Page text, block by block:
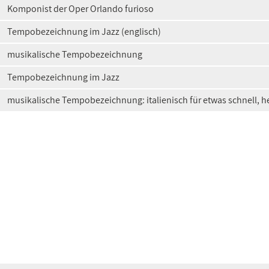
Komponist der Oper Orlando furioso
Tempobezeichnung im Jazz (englisch)
musikalische Tempobezeichnung
Tempobezeichnung im Jazz
musikalische Tempobezeichnung: italienisch für etwas schnell,